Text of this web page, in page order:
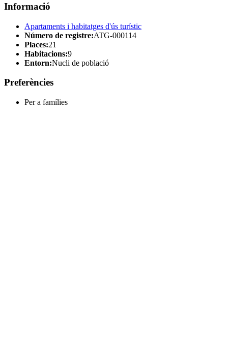
Informació
Apartaments i habitatges d'ús turístic
Número de registre:ATG-000114
Places:21
Habitacions:9
Entorn:Nucli de població
Preferències
Per a famílies